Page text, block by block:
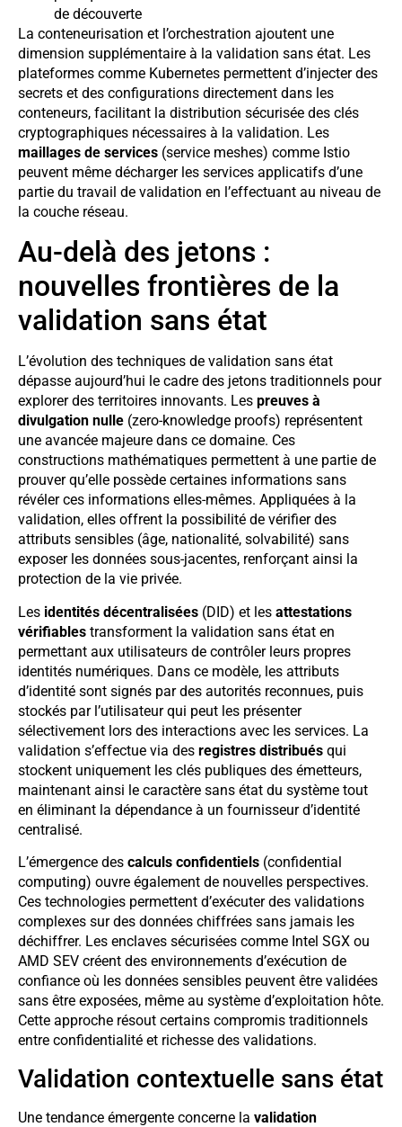
de découverte
La conteneurisation et l’orchestration ajoutent une
dimension supplémentaire à la validation sans état. Les
plateformes comme Kubernetes permettent d’injecter des
secrets et des configurations directement dans les
conteneurs, facilitant la distribution sécurisée des clés
cryptographiques nécessaires à la validation. Les
maillages de services (service meshes) comme Istio
peuvent même décharger les services applicatifs d’une
partie du travail de validation en l’effectuant au niveau de
la couche réseau.
Au-delà des jetons :
nouvelles frontières de la
validation sans état
L’évolution des techniques de validation sans état
dépasse aujourd’hui le cadre des jetons traditionnels pour
explorer des territoires innovants. Les preuves à
divulgation nulle (zero-knowledge proofs) représentent
une avancée majeure dans ce domaine. Ces
constructions mathématiques permettent à une partie de
prouver qu’elle possède certaines informations sans
révéler ces informations elles-mêmes. Appliquées à la
validation, elles offrent la possibilité de vérifier des
attributs sensibles (âge, nationalité, solvabilité) sans
exposer les données sous-jacentes, renforçant ainsi la
protection de la vie privée.
Les identités décentralisées (DID) et les attestations
vérifiables transforment la validation sans état en
permettant aux utilisateurs de contrôler leurs propres
identités numériques. Dans ce modèle, les attributs
d’identité sont signés par des autorités reconnues, puis
stockés par l’utilisateur qui peut les présenter
sélectivement lors des interactions avec les services. La
validation s’effectue via des registres distribués qui
stockent uniquement les clés publiques des émetteurs,
maintenant ainsi le caractère sans état du système tout
en éliminant la dépendance à un fournisseur d’identité
centralisé.
L’émergence des calculs confidentiels (confidential
computing) ouvre également de nouvelles perspectives.
Ces technologies permettent d’exécuter des validations
complexes sur des données chiffrées sans jamais les
déchiffrer. Les enclaves sécurisées comme Intel SGX ou
AMD SEV créent des environnements d’exécution de
confiance où les données sensibles peuvent être validées
sans être exposées, même au système d’exploitation hôte.
Cette approche résout certains compromis traditionnels
entre confidentialité et richesse des validations.
Validation contextuelle sans état
Une tendance émergente concerne la validation